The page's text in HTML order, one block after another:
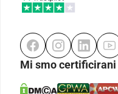
Mi smo certificirani